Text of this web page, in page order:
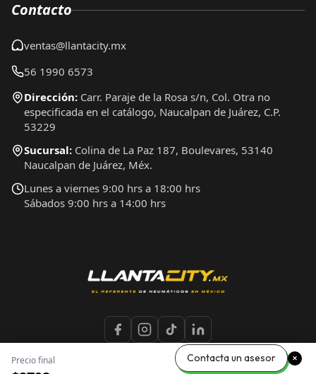
Precio final
Contacto
ventas@llantacity.mx
56 1990 6573
Dirección: Carr. Paraje de la Rosa s/n, Col. Otra no
especificada en el catálogo, Naucalpan de Juárez, C.P.
53229
Sucursal: Colina de La Paz 187, Boulevares, 53140
Naucalpan de Juárez, Méx.
Lunes a viernes 9:00 hrs a 18:00 hrs
Sábados 9:00 hrs a 14:00 hrs
Contacta un asesor